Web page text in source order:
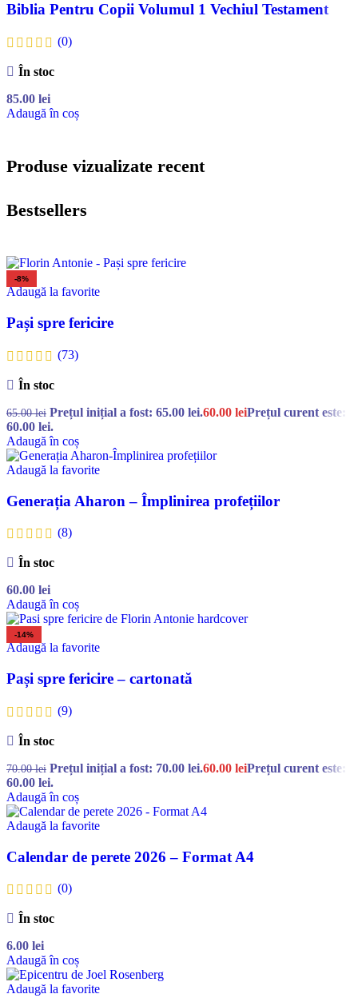
Biblia Pentru Copii Volumul 1 Vechiul Testament
(0)
În stoc
85.00 lei
Adaugă în coș
Produse vizualizate recent
Bestsellers
-8%
Adaugă la favorite
Pași spre fericire
(73)
În stoc
65.00lei Prețul inițial a fost: 65.00 lei.60.00 leiPrețul curent este:
60.00 lei.
Adaugă în coș
Adaugă la favorite
Generația Aharon – Împlinirea profețiilor
(8)
În stoc
60.00 lei
Adaugă în coș
-14%
Adaugă la favorite
Pași spre fericire – cartonată
(9)
În stoc
70.00lei Prețul inițial a fost: 70.00 lei.60.00 leiPrețul curent este:
60.00 lei.
Adaugă în coș
Adaugă la favorite
Calendar de perete 2026 – Format A4
(0)
În stoc
6.00 lei
Adaugă în coș
Adaugă la favorite